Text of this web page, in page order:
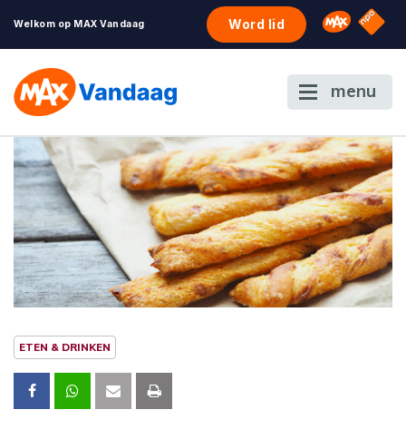
Welkom op MAX Vandaag Word lid Omroep
NPO
menu
ETEN & DRINKEN